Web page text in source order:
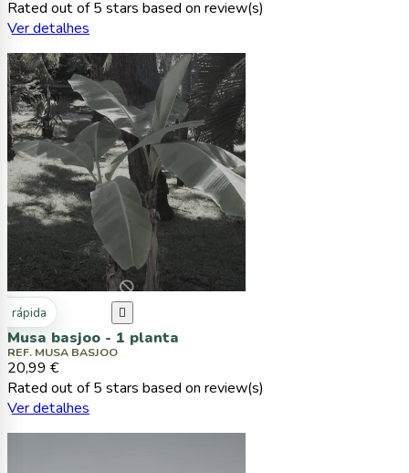
Rated out of 5 stars based on review(s)
Ver detalhes
rápida 
Musa basjoo - 1 planta
REF. MUSA BASJOO
20,99 €
Rated out of 5 stars based on review(s)
Ver detalhes